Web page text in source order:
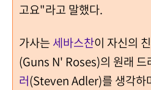
고요"라고 말했다.
가사는 세바스찬이 자신의
(Guns N' Roses)의 원래 드
러(Steven Adler)를 생각하